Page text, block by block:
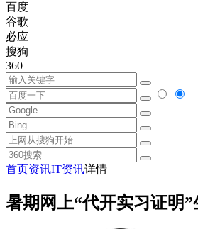
百度
谷歌
必应
搜狗
360
首页资讯IT资讯详情
暑期网上“代开实习证明